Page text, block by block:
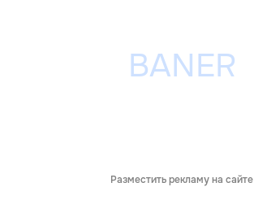
Разместить рекламу на сайте